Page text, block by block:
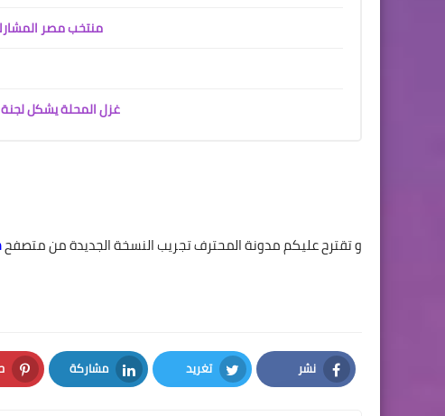
منتخب مصر
غزل المحلة يشكل
و تقترح عليكم مدونة المحترف تجريب النسخة الجديدة من متصفح
نشر
Facebook
تغريد
Twitter
مشاركة
LinkedIn